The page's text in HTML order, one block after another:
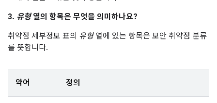
3. 유형열의 항목은 무엇을 의미하나요?
취약점 세부정보 표의 유형열에 있는 항목은 보안 취약점 분류
를 뜻합니다.
약어 정의